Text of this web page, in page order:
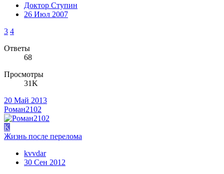
Доктор Ступин
26 Июл 2007
3 4
Ответы
68
Просмотры
31K
20 Май 2013
Роман2102
K
Жизнь после перелома
kvvdar
30 Сен 2012